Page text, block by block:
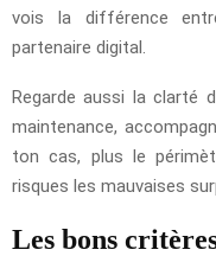
vois la différence
partenaire digital.
Regarde aussi la clarté
maintenance,
ton cas, plus le
risques les mauvaises
Les bons